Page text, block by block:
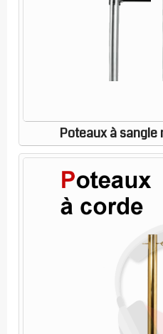
Poteaux à sangle